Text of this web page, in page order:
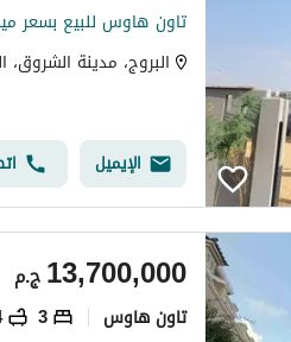
البروج، مدينة الشروق،
الإيميل
ج.م13,700,000
تاون هاوس 3